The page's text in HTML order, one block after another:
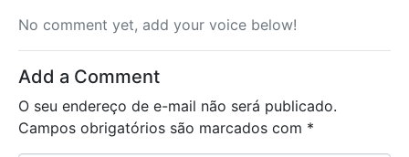
No comment yet, add your voice below!
Add a Comment
O seu endereço de e-mail não será publicado.
Campos obrigatórios são marcados com *